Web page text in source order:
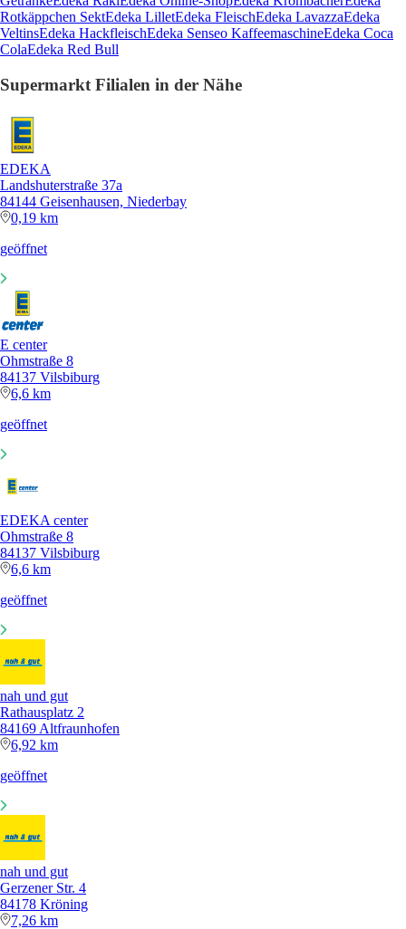
Rotkäppchen SektEdeka LilletEdeka FleischEdeka LavazzaEdeka
VeltinsEdeka HackfleischEdeka Senseo KaffeemaschineEdeka Coca
ColaEdeka Red Bull
Supermarkt Filialen in der Nähe
EDEKA
Landshuterstraße 37a
84144 Geisenhausen, Niederbay
0,19 km
geöffnet
E center
Ohmstraße 8
84137 Vilsbiburg
6,6 km
geöffnet
EDEKA center
Ohmstraße 8
84137 Vilsbiburg
6,6 km
geöffnet
nah und gut
Rathausplatz 2
84169 Altfraunhofen
6,92 km
geöffnet
nah und gut
Gerzener Str. 4
84178 Kröning
7,26 km